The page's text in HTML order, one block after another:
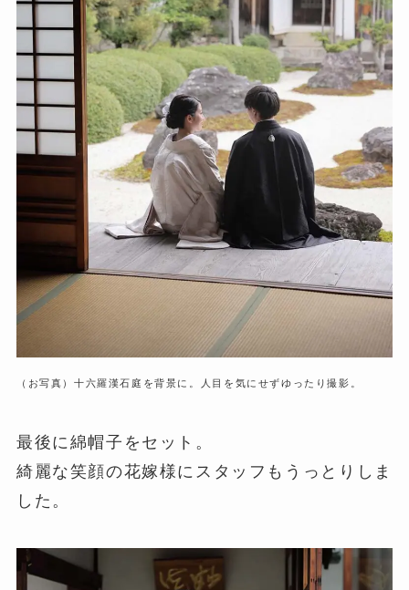
（お写真）十六羅漢石庭を背景に。人目を気にせずゆったり撮影。
最後に綿帽子をセット。
綺麗な笑顔の花嫁様にスタッフもうっとりしま
した。